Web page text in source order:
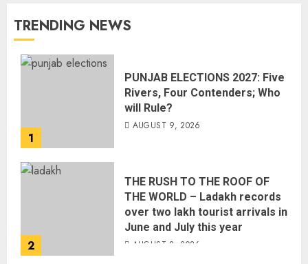
TRENDING NEWS
1
PUNJAB ELECTIONS 2027: Five
Rivers, Four Contenders; Who
will Rule?
AUGUST 9, 2026
2
THE RUSH TO THE ROOF OF
THE WORLD – Ladakh records
over two lakh tourist arrivals in
June and July this year
AUGUST 8, 2026